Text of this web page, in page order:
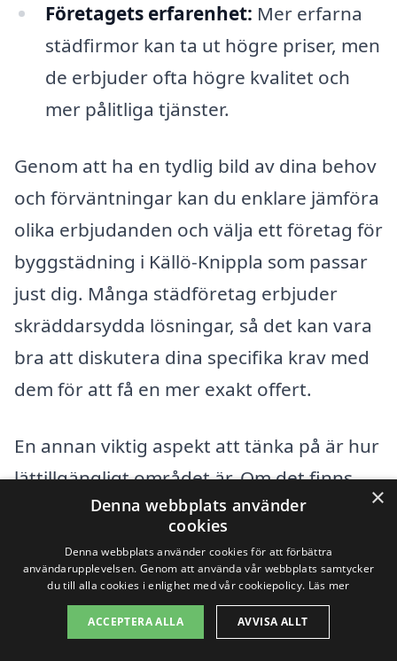
Företagets erfarenhet: Mer erfarna
städfirmor kan ta ut högre priser, men
de erbjuder ofta högre kvalitet och
mer pålitliga tjänster.
Genom att ha en tydlig bild av dina behov
och förväntningar kan du enklare jämföra
olika erbjudanden och välja ett företag för
byggstädning i Källö-Knippla som passar
just dig. Många städföretag erbjuder
skräddarsydda lösningar, så det kan vara
bra att diskutera dina specifika krav med
dem för att få en mer exakt offert.
En annan viktig aspekt att tänka på är hur
lättillgängligt området är. Om det finns
svårigheter med parkering eller
transport, kan detta innebära extra
kostnader för städföretaget, vilket kan
återspeglas i priset. Sammanfattningsvis,
när du letar efter byggstädning i Källö-
×
Denna webbplats använder
cookies
Denna webbplats använder cookies för att förbättra
användarupplevelsen. Genom att använda vår webbplats samtycker
du till alla cookies i enlighet med vår cookiepolicy. Läs mer
ACCEPTERA ALLA AVVISA ALLT